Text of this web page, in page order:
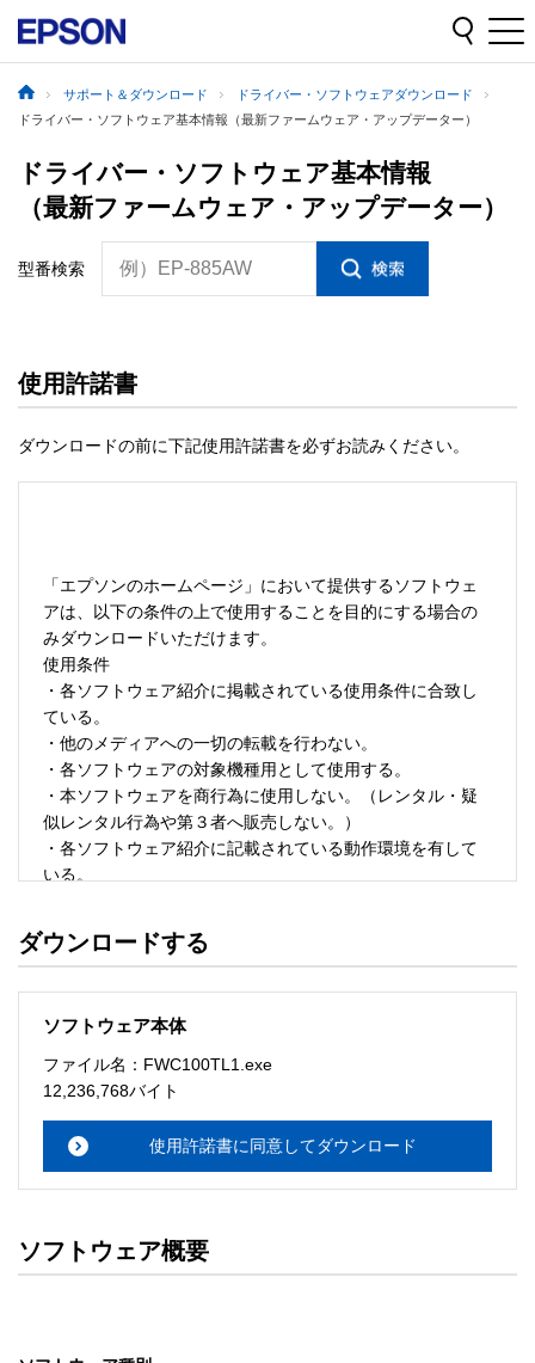
サポート＆ダウンロード
ドライバー・ソフトウェアダウンロード
ドライバー・ソフトウェア基本情報（最新ファームウェア・アップデーター）
ドライバー・ソフトウェア基本情報
（最新ファームウェア・アップデーター）
型番検索 例）EP-885AW
使用許諾書
ダウンロードの前に下記使用許諾書を必ずお読みください。
「エプソンのホームページ」において提供するソフトウェ
アは、以下の条件の上で使用することを目的にする場合の
みダウンロードいただけます。
使用条件
・各ソフトウェア紹介に掲載されている使用条件に合致し
ている。
・他のメディアへの一切の転載を行わない。
・各ソフトウェアの対象機種用として使用する。
・本ソフトウェアを商行為に使用しない。（レンタル・疑
似レンタル行為や第３者へ販売しない。）
・各ソフトウェア紹介に記載されている動作環境を有して
いる。
・ソフトウェアを改変、またはリバースエンジニアリング
ソフトウェアのサポート
・本サーバでは、ユーザーサポートは行いません。搭載ソ
メーションセンターまでお願い
ルをお読み下さい。
ソフトウェアの保証範囲
・ソフトウェアのダウンロード・導入はお客様の責任にお
ダウンロードする
ソフトウェア本体
ファイル名：FWC100TL1.exe
12,236,768バイト
使用許諾書に同意してダウンロード
ソフトウェア概要